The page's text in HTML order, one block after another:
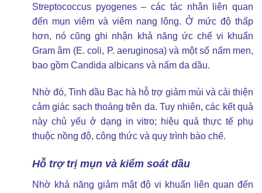
Streptococcus pyogenes – các tác nhân liên quan
đến mụn viêm và viêm nang lông. Ở mức độ thấp
hơn, nó cũng ghi nhận khả năng ức chế vi khuẩn
Gram âm (E. coli, P. aeruginosa) và một số nấm men,
bao gồm Candida albicans và nấm da dầu.
Nhờ đó, Tinh dầu Bạc hà hỗ trợ giảm mùi và cải thiện
cảm giác sạch thoáng trên da. Tuy nhiên, các kết quả
này chủ yếu ở dạng in vitro; hiệu quả thực tế phụ
thuộc nồng độ, công thức và quy trình bào chế.
Hỗ trợ trị mụn và kiểm soát dầu
Nhờ khả năng giảm mật độ vi khuẩn liên quan đến